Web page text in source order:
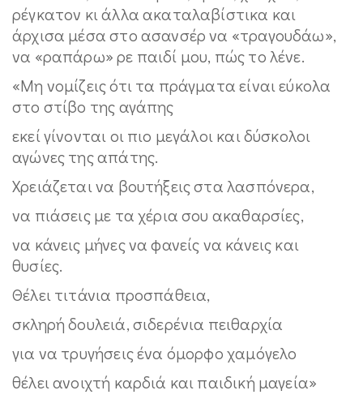
ρέγκατον κι άλλα ακαταλαβίστικα και
άρχισα μέσα στο ασανσέρ να «τραγουδάω»,
να «ραπάρω» ρε παιδί μου, πώς το λένε.
«Μη νομίζεις ότι τα πράγματα είναι εύκολα
στο στίβο της αγάπης
εκεί γίνονται οι πιο μεγάλοι και δύσκολοι
αγώνες της απάτης.
Χρειάζεται να βουτήξεις στα λασπόνερα,
να πιάσεις με τα χέρια σου ακαθαρσίες,
να κάνεις μήνες να φανείς να κάνεις και
θυσίες.
Θέλει τιτάνια προσπάθεια,
σκληρή δουλειά, σιδερένια πειθαρχία
για να τρυγήσεις ένα όμορφο χαμόγελο
θέλει ανοιχτή καρδιά και παιδική μαγεία»